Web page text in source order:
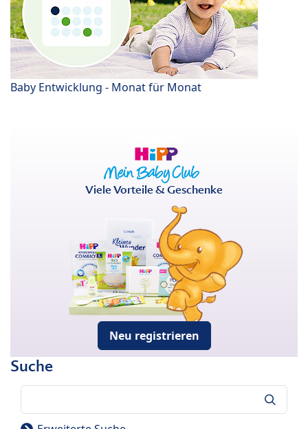
Baby Entwicklung - Monat für Monat
Viele Vorteile & Geschenke
Neu registrieren
Suche